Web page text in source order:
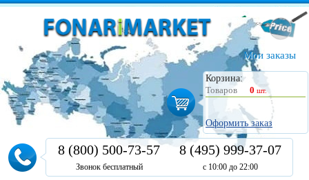
Мои заказы
Корзина:
Товаров
0 шт.
Оформить заказ
8 (800) 500-73-57
Звонок бесплатный
8 (495) 999-37-07
с 10:00 до 22:00